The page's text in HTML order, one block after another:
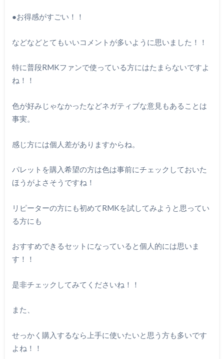
●お得感がすごい！！
などなどとてもいいコメントが多いように思いました！！
特に普段RMKファンで使っている方にはたまらないですよ
ね！！
色が好みじゃなかったなどネガティブな意見もあることは
事実。
感じ方には個人差がありますからね。
パレットを購入希望の方は色は事前にチェックしておいた
ほうがよさそうですね！
リピーターの方にも初めてRMKを試してみようと思ってい
る方にも
おすすめできるセットになっていると個人的には思いま
す！！
是非チェックしてみてくださいね！！
また、
せっかく購入するなら上手に使いたいと思う方も多いです
よね！！